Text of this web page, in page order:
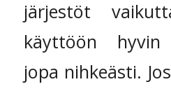
järjestöt
käyttöön hyvin
jopa nihkeästi.